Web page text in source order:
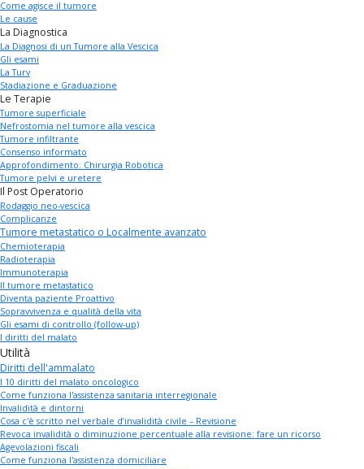
Come agisce il tumore
Le cause
La Diagnostica
La Diagnosi di un Tumore alla Vescica
Gli esami
La Turv
Stadiazione e Graduazione
Le Terapie
Tumore superficiale
Nefrostomia nel tumore alla vescica
Tumore infiltrante
Consenso informato
Approfondimento: Chirurgia Robotica
Tumore pelvi e uretere
Il Post Operatorio
Rodaggio neo-vescica
Complicanze
Tumore metastatico o Localmente avanzato
Chemioterapia
Radioterapia
Immunoterapia
Il tumore metastatico
Diventa paziente Proattivo
Sopravvivenza e qualità della vita
Gli esami di controllo (follow-up)
I diritti del malato
Utilità
Diritti dell'ammalato
I 10 diritti del malato oncologico
Come funziona l'assistenza sanitaria interregionale
Invalidità e dintorni
Cosa c'è scritto nel verbale d’invalidità civile – Revisione
Revoca invalidità o diminuzione percentuale alla revisione: fare un ricorso
Agevolazioni fiscali
Come funziona l'assistenza domiciliare